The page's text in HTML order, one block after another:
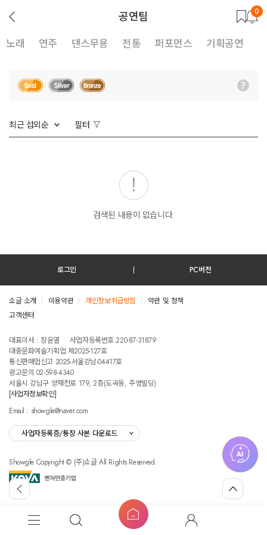
공연팀
뒤
로
기
0
노래 연주 댄스무용 전통 퍼포먼스 기획공연
최근 섭외순 필터
검색된 내용이 없습니다.
홈
버
튼
뒤
가
섭
외
공
고
맨
위
로
로그인 PC버전
쇼글 소개 이용약관 개인정보취급방침
약관 및 정책
고객센터
대표이사 : 장윤열
사업자등록번호 220-87-31879
대중문화예술기획업 제2025-127호
통신판매업신고 2025-서울강남-04417호
광고문의 02-598-4340
서울시 강남구 양재천로 179, 2층(도곡동, 주영빌딩)
[사업자정보확인]
Email : showgle@naver.com
사업자등록증/통장 사본 다운로드
Showgle Copyright © (주)쇼글 All Rights Reserved.